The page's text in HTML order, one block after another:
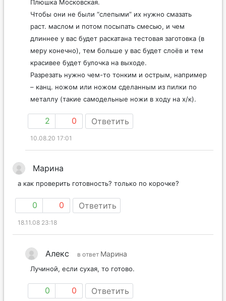
Плюшка Московская.
Чтобы они не были “слепыми” их нужно смазать
раст. маслом и потом посыпать смесью, и чем
длиннее у вас будет раскатана тестовая заготовка (в
меру конечно), тем больше у вас будет слоёв и тем
красивее будет булочка на выходе.
Разрезать нужно чем-то тонким и острым, например
– канц. ножом или ножом сделанным из пилки по
металлу (такие самодельные ножи в ходу на х/к).
2 0 Ответить
10.08.20 17:01
Марина
а как проверить готовность? только по корочке?
0 0 Ответить
18.11.08 23:18
Алекс в ответ Марина
Лучиной, если сухая, то готово.
0 0 Ответить